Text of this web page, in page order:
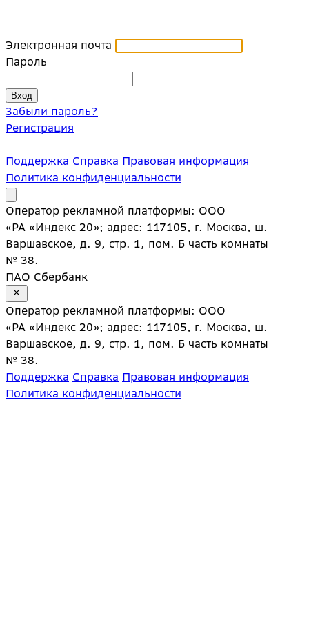
Электронная почта
Пароль
Забыли пароль?
Регистрация
Поддержка Справка Правовая информация
Политика конфиденциальности
Оператор рекламной платформы: ООО
«РА «Индекс 20»; адрес: 117105, г. Москва, ш.
Варшавское, д. 9, стр. 1, пом. Б часть комнаты
№ 38.
ПАО Сбербанк
Оператор рекламной платформы: ООО
«РА «Индекс 20»; адрес: 117105, г. Москва, ш.
Варшавское, д. 9, стр. 1, пом. Б часть комнаты
№ 38.
Поддержка Справка Правовая информация
Политика конфиденциальности